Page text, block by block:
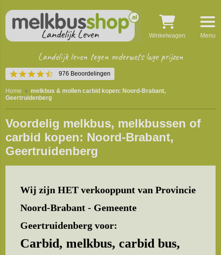
4.5
star
rating
976 Beoordelingen
Landelijk leven tegen ouderwets lage prijzen
Winkelwagen Menu
Home
melkbus & mollen carbid kopen: Noord-Brabant,
Geertruidenberg
Voordelig melkbus, melkbussen of
carbid kopen: Noord-Brabant,
Geertruidenberg
Wij zijn HET verkooppunt van Provincie
Noord-Brabant - Gemeente
Geertruidenberg voor:
Carbid, melkbus, carbid bus,